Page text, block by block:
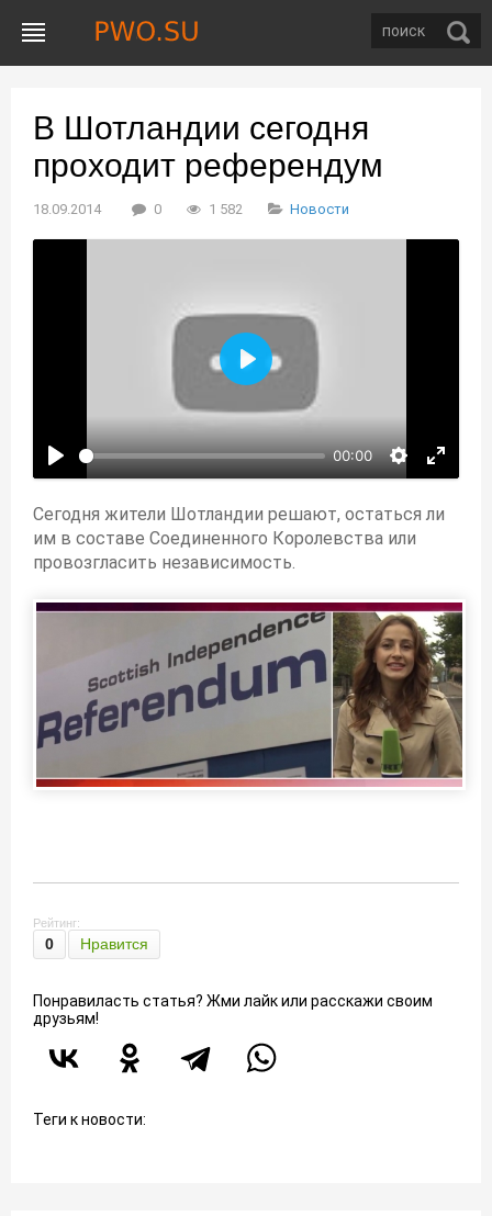
В Шотландии сегодня
проходит референдум
18.09.2014 0 1 582 Новости
00:00
Воспроизвести
Сегодня жители Шотландии решают, остаться ли
им в составе Соединенного Королевства или
провозгласить независимость.
Рейтинг:
0 Нравится
Понравиласть статья? Жми лайк или расскажи своим
друзьям!
Теги к новости: